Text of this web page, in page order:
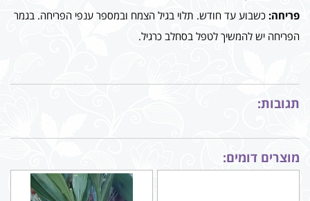
פריחה: כשבוע עד חודש. תלוי בגיל הצמח ובמספר ענפי הפריחה. בגמר
הפריחה יש להמשיך לטפל בסחלב כרגיל.
תגובות:
מוצרים דומים: